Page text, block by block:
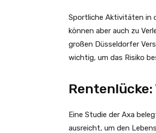
Sportliche Aktivitäten in
können aber auch zu
großen Düsseldorfer
wichtig, um das Risiko
Eine Studie der Axa
ausreicht, um den